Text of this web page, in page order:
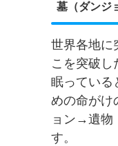
墓（ダンジ
世界各地に
こを突破
眠っている
めの命がけ
ョン→遺物
す。